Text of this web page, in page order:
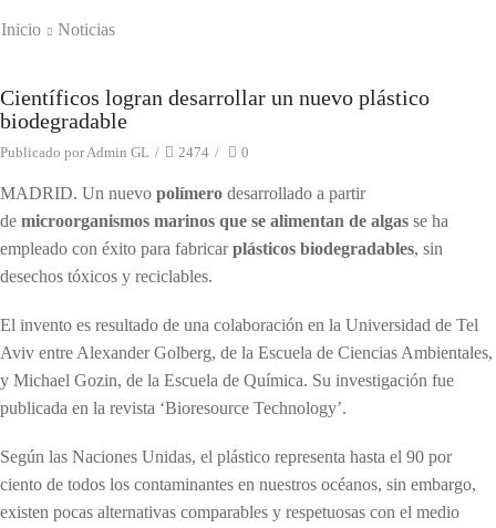
Inicio Noticias
Noticias
Científicos logran desarrollar un nuevo plástico
biodegradable
Publicado porAdmin GL / 2474 / 0
MADRID. Un nuevo polímero desarrollado a partir
de microorganismos marinos que se alimentan de algas se ha
empleado con éxito para fabricarplásticos biodegradables, sin
desechos tóxicos y reciclables.
El invento es resultado de una colaboración en la Universidad de Tel
Aviv entre Alexander Golberg, de la Escuela de Ciencias Ambientales,
y Michael Gozin, de la Escuela de Química. Su investigación fue
publicada en la revista ‘Bioresource Technology’.
Según las Naciones Unidas, el plástico representa hasta el 90 por
ciento de todos los contaminantes en nuestros océanos, sin embargo,
existen pocas alternativas comparables y respetuosas con el medio